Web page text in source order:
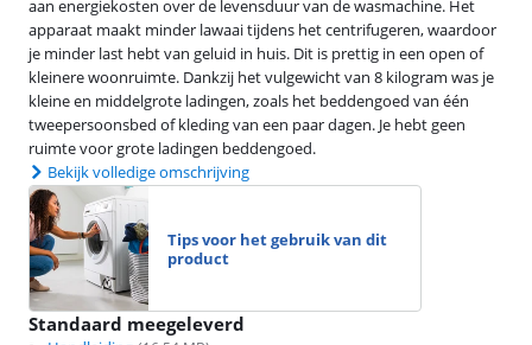
aan energiekosten over de levensduur van de wasmachine. Het
apparaat maakt minder lawaai tijdens het centrifugeren, waardoor
je minder last hebt van geluid in huis. Dit is prettig in een open of
kleinere woonruimte. Dankzij het vulgewicht van 8 kilogram was je
kleine en middelgrote ladingen, zoals het beddengoed van één
tweepersoonsbed of kleding van een paar dagen. Je hebt geen
ruimte voor grote ladingen beddengoed.
Bekijk volledige omschrijving
Tips voor het gebruik van dit
product
Standaard meegeleverd